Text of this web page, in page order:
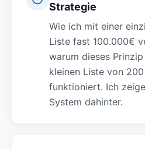
Strategie
Wie ich mit einer
Liste fast 100.000€
warum dieses
kleinen Liste von
funktioniert. Ich
System dahinter.